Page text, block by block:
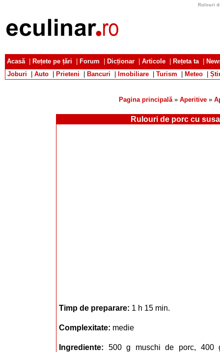
Rulouri
Acasă| Rețete pe țări Forum Dicționar Articole Rețeta ta|
Joburi
Auto Prieteni Bancuri Imobiliare Turism Meteo
Pagina principală» Aperitive »
Rulouri de porc cu
Timp de preparare: 1 h 15 min.
Complexitate: medie
Ingrediente: 500 g muschi de porc, 400